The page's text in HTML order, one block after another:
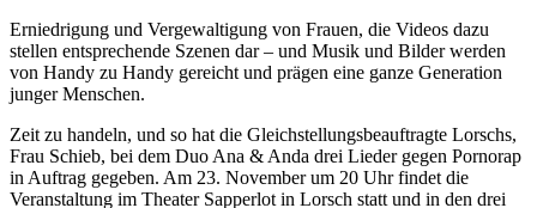
Erniedrigung und Vergewaltigung von Frauen, die Videos dazu
stellen entsprechende Szenen dar – und Musik und Bilder werden
von Handy zu Handy gereicht und prägen eine ganze Generation
junger Menschen.
Zeit zu handeln, und so hat die Gleichstellungsbeauftragte Lorschs,
Frau Schieb, bei dem Duo Ana & Anda drei Lieder gegen Pornorap
in Auftrag gegeben. Am 23. November um 20 Uhr findet die
Veranstaltung im Theater Sapperlot in Lorsch statt und in den drei